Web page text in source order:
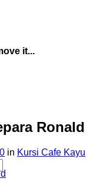
it...
Ronald
in Kursi Cafe Kayu